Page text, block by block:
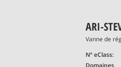
ARI-
Vanne de
N° eClass:
Domaines